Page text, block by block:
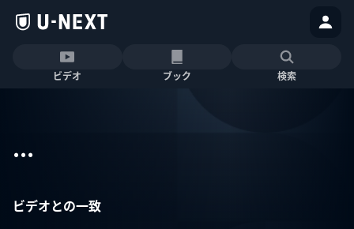
ビデオ ブック 検索
...
ビデオとの一致